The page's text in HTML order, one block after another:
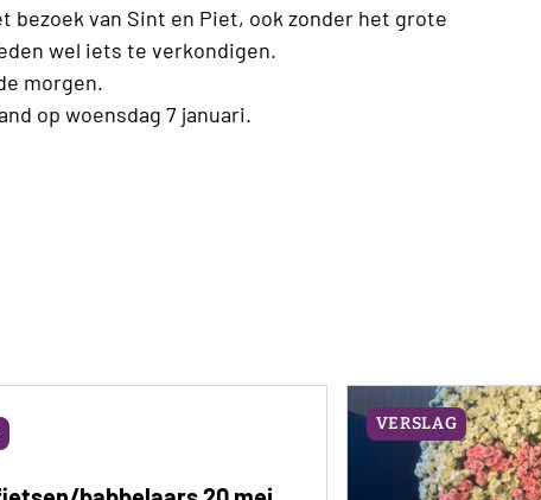
bezoek van Sint en Piet, ook zonder het grote
wel iets te verkondigen.
morgen.
op woensdag 7 januari.
VERSLAG